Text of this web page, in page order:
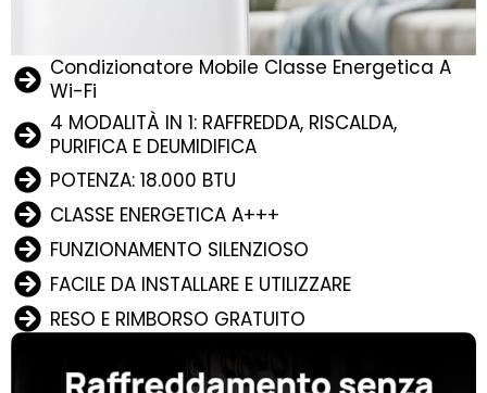
Condizionatore Mobile Classe Energetica A
Wi-Fi
4 MODALITÀ IN 1: RAFFREDDA, RISCALDA,
PURIFICA E DEUMIDIFICA
POTENZA: 18.000 BTU
CLASSE ENERGETICA A+++
FUNZIONAMENTO SILENZIOSO
FACILE DA INSTALLARE E UTILIZZARE
RESO E RIMBORSO GRATUITO